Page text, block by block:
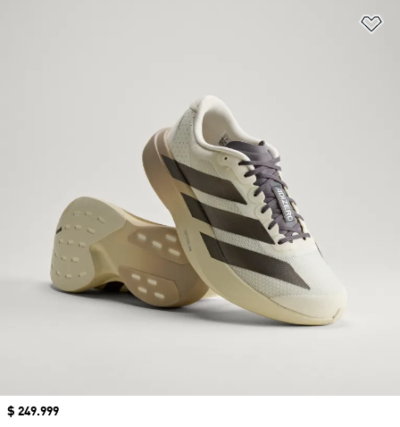
Precio
$ 249.999